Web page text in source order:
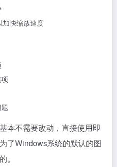
加快缩放速度
本不需要改动，直接使用即
了Windows系统的默认的图
。